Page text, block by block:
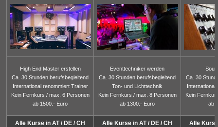
High End Master erstellen
Ca. 30 Stunden berufsbegleitend
International renommiert Trainer
Kein Fernkurs / max. 6 Personen
ab 1500.- Euro
Eventtechniker werden
Ca. 30 Stunden berufsbegleitend
Ton- und Lichttechnik
Kein Fernkurs / max. 8 Personen
ab 1300.- Euro
Ca. 30
International
Kein
ab
Alle Kurse in AT / DE / CH
Alle Kurse in AT / DE / CH
Alle